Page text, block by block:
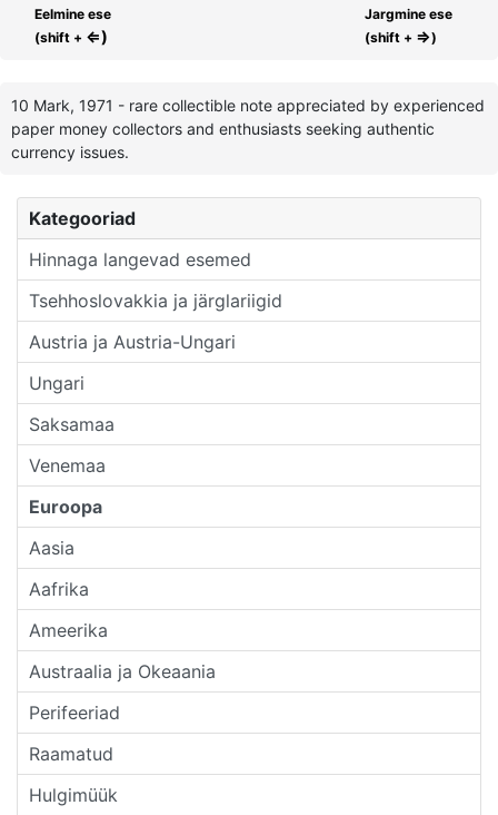
Kategooriad
Hinnaga langevad esemed
Tsehhoslovakkia ja järglariigid
Austria ja Austria-Ungari
Ungari
Saksamaa
Venemaa
Euroopa
Aasia
Aafrika
Ameerika
Austraalia ja Okeaania
Perifeeriad
Raamatud
Hulgimüük
Eelmine ese
(shift + ⇐)
Jargmine ese
(shift + ⇒)
10 Mark, 1971 - rare collectible note appreciated by experienced
paper money collectors and enthusiasts seeking authentic
currency issues.